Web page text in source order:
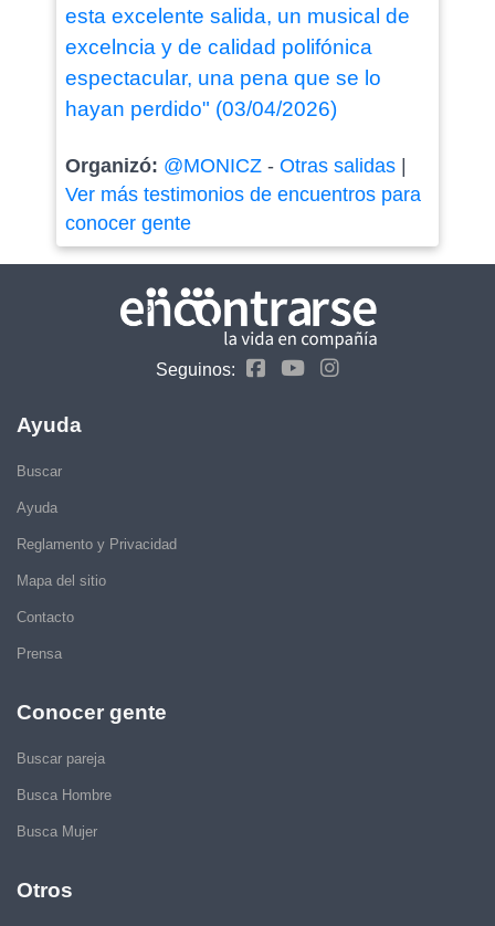
esta excelente salida, un musical de
excelncia y de calidad polifónica
espectacular, una pena que se lo
hayan perdido" (03/04/2026)
Organizó: @MONICZ- Otras salidas|
Ver más testimonios de encuentros para
conocer gente
Seguinos:
Ayuda
Buscar
Ayuda
Reglamento y Privacidad
Mapa del sitio
Contacto
Prensa
Conocer gente
Buscar pareja
Busca Hombre
Busca Mujer
Otros